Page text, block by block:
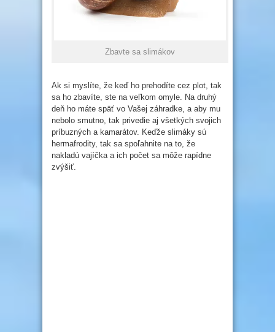
Zbavte sa slimákov
Ak si myslíte, že keď ho prehodíte cez plot, tak
sa ho zbavíte, ste na veľkom omyle. Na druhý
deň ho máte späť vo Vašej záhradke, a aby mu
nebolo smutno, tak privedie aj všetkých svojich
príbuzných a kamarátov. Keďže slimáky sú
hermafrodity, tak sa spoľahnite na to, že
nakladú vajíčka a ich počet sa môže rapídne
zvýšiť.